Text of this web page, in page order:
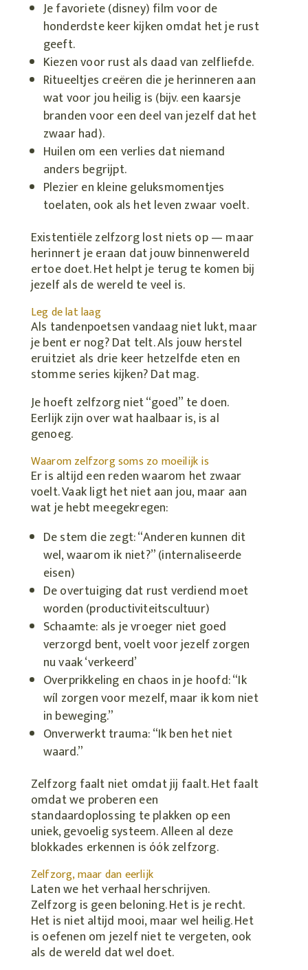
Je favoriete (disney) film voor de
honderdste keer kijken omdat het je rust
geeft.
Kiezen voor rust als daad van zelfliefde.
Ritueeltjes creëren die je herinneren aan
wat voor jou heilig is (bijv. een kaarsje
branden voor een deel van jezelf dat het
zwaar had).
Huilen om een verlies dat niemand
anders begrijpt.
Plezier en kleine geluksmomentjes
toelaten, ook als het leven zwaar voelt.
Existentiële zelfzorg lost niets op — maar
herinnert je eraan dat jouw binnenwereld
ertoe doet. Het helpt je terug te komen bij
jezelf als de wereld te veel is.
Leg de lat laag
Als tandenpoetsen vandaag niet lukt, maar
je bent er nog? Dat telt. Als jouw herstel
eruitziet als drie keer hetzelfde eten en
stomme series kijken? Dat mag.
Je hoeft zelfzorg niet “goed” te doen.
Eerlijk zijn over wat haalbaar is, is al
genoeg.
Waarom zelfzorg soms zo moeilijk is
Er is altijd een reden waarom het zwaar
voelt. Vaak ligt het niet aan jou, maar aan
wat je hebt meegekregen:
De stem die zegt: “Anderen kunnen dit
wel, waarom ik niet?” (internaliseerde
eisen)
De overtuiging dat rust verdiend moet
worden (productiviteitscultuur)
Schaamte: als je vroeger niet goed
verzorgd bent, voelt voor jezelf zorgen
nu vaak ‘verkeerd’
Overprikkeling en chaos in je hoofd: “Ik
wíl zorgen voor mezelf, maar ik kom niet
in beweging.”
Onverwerkt trauma: “Ik ben het niet
waard.”
Zelfzorg faalt niet omdat jij faalt. Het faalt
omdat we proberen een
standaardoplossing te plakken op een
uniek, gevoelig systeem. Alleen al deze
blokkades erkennen is óók zelfzorg.
Zelfzorg, maar dan eerlijk
Laten we het verhaal herschrijven.
Zelfzorg is geen beloning. Het is je recht.
Het is niet altijd mooi, maar wel heilig. Het
is oefenen om jezelf niet te vergeten, ook
als de wereld dat wel doet.